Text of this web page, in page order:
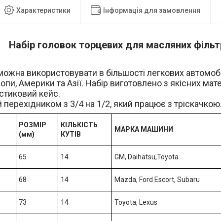
Характеристики Інформація для замовлення
Набір головок торцевих для масляних
використовувати в більшості легкових
Америки та Азії. Набір виготовлено з якісних
кейс.
з 3/4 на 1/2, який працює з
РОЗМІР
(мм)
КІЛЬКІСТЬ
КУТІВ
МАРКА МАШИНИ
65 14 GM, Daihatsu,Toyota
68 14 Mazda, Ford Escort, Subaru
73 14 Toyota, Lexus